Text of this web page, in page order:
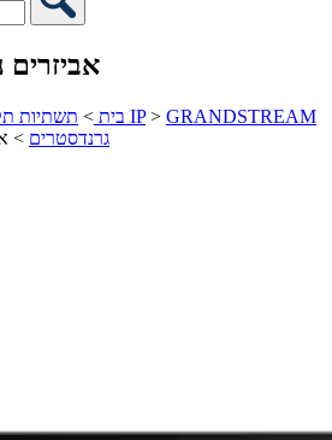
אביזרים
בית > תשתיות טלפוניית IP> GRANDSTREAM
- גרנדסטרים >